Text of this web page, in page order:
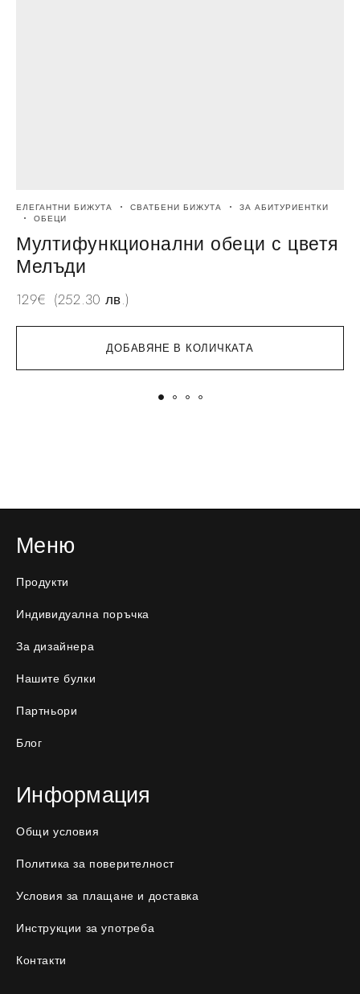
ДОБАВЯНЕ В КОЛИЧКАТА
ЕЛЕГАНТНИ БИЖУТА СВАТБЕНИ БИЖУТА
ЗА АБИТУРИЕНТКИ
ОБЕЦИ
Мултифункционални обеци с цветя
Мелъди
129€ (252.30 лв.)
Меню
Продукти
Индивидуална поръчка
За дизайнера
Нашите булки
Партньори
Блог
Информация
Общи условия
Политика за поверителност
Условия за плащане и доставка
Инструкции за употреба
Контакти